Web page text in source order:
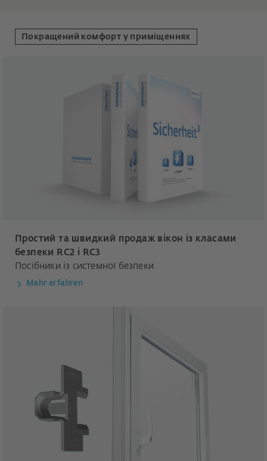
Покращений комфорт у приміщеннях
Простий та швидкий продаж вікон із класами
безпеки RC2 і RC3
Посібники із системної безпеки
Mehr erfahren